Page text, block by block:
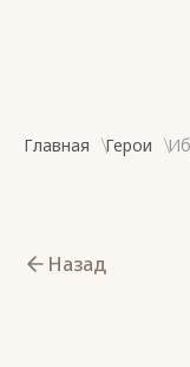
Главная Герои
Назад